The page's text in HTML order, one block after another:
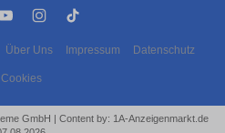
Über Uns Impressum Datenschutz
Cookies
GmbH | Content by: 1A-Anzeigenmarkt.de